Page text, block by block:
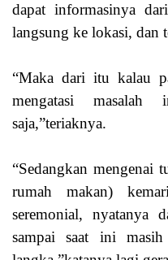
dapat informasinya
langsung ke lokasi, dan
“Maka dari itu kalau
mengatasi
saja,”teriaknya.
“Sedangkan mengenai
rumah makan)
seremonial, nyatanya
sampai saat ini